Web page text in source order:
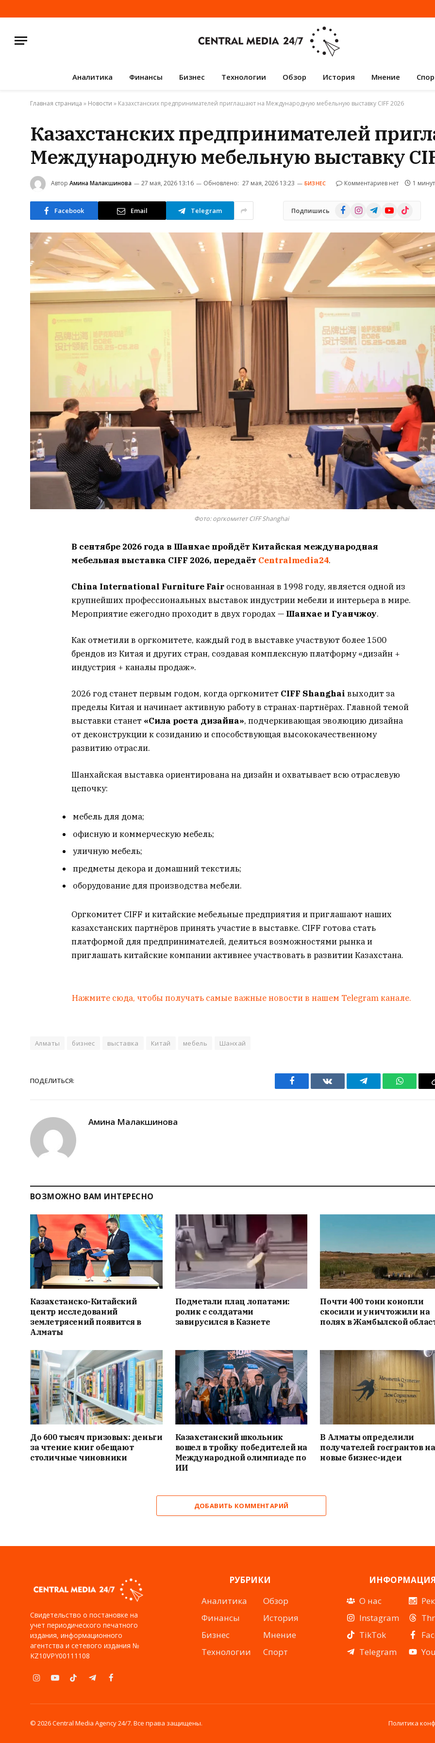
Аналитика Финансы Бизнес Технологии Обзор История Мнение
Главная страница » Новости » Казахстанских предпринимателей приглашают на Международную мебельную выставку CIFF 2026
Казахстанских предпринимателей
Международную мебельную выставку
Автор Амина Малакшинова 27 мая, 2026 13:16 Обновлено: 27 мая, 2026 13:23 БИЗНЕС Комментариев нет 1 минут
Facebook Email Telegram Подпишись FacebookInstagramTelegramYouTube
TikTok
Фото: оргкомитет CIFF Shanghai
В сентябре 2026 года в Шанхае пройдёт Китайская международная
мебельная выставка CIFF 2026, передаёт Centralmedia24.
China International Furniture Fair основанная в 1998 году, является одной из
крупнейших профессиональных выставок индустрии мебели и интерьера в мире.
Мероприятие ежегодно проходит в двух городах — Шанхае и Гуанчжоу.
Как отметили в оргкомитете, каждый год в выставке участвуют более 1500
брендов из Китая и других стран, создавая комплексную платформу «дизайн +
индустрия + каналы продаж».
2026 год станет первым годом, когда оргкомитет CIFF Shanghai выходит за
пределы Китая и начинает активную работу в странах-партнёрах. Главной темой
выставки станет «Сила роста дизайна», подчеркивающая эволюцию дизайна
от деконструкции к созиданию и способствующая высококачественному
развитию отрасли.
Шанхайская выставка ориентирована на дизайн и охватывает всю отраслевую
цепочку:
мебель для дома;
офисную и коммерческую мебель;
уличную мебель;
предметы декора и домашний текстиль;
оборудование для производства мебели.
Оргкомитет CIFF и китайские мебельные предприятия и приглашают наших
казахстанских партнёров принять участие в выставке. CIFF готова стать
платформой для предпринимателей, делиться возможностями рынка и
приглашать китайские компании активнее участвовать в развитии Казахстана.
Нажмите сюда, чтобы получать самые важные новости в нашем Telegram канале.
Алматы бизнес выставка Китай мебель Шанхай
ПОДЕЛИТЬСЯ:
Facebook VKontakteTelegram
Амина Малакшинова
ВОЗМОЖНО ВАМ ИНТЕРЕСНО
Казахстанско-Китайский
центр исследований
землетрясений появится в
Алматы
Подметали плац лопатами:
ролик с солдатами
завирусился в Казнете
Почти 400 тонн конопли
скосили и уничтожили на
полях в Жамбылской
До 600 тысяч призовых: деньги
за чтение книг обещают
столичные чиновники
Казахстанский школьник
вошел в тройку победителей на
Международной олимпиаде по
ИИ
В Алматы определили
получателей госгрантов на
новые бизнес-идеи
ДОБАВИТЬ КОММЕНТАРИЙ
Свидетельство о постановке на
учет периодического печатного
издания, информационного
агентства и сетевого издания №
KZ10VPY00111108
InstagramYouTubeTikTokTelegramFacebook
РУБРИКИ
Аналитика
Финансы
Бизнес
Технологии
Обзор
История
Мнение
Спорт
О нас
Instagram
TikTok
Telegram
© 2026 Central Media Agency 24/7. Все права защищены. Политика